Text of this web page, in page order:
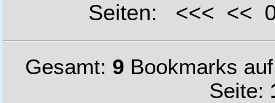
Seiten: <<< <<
Gesamt: 9Bookmarks
Seite: